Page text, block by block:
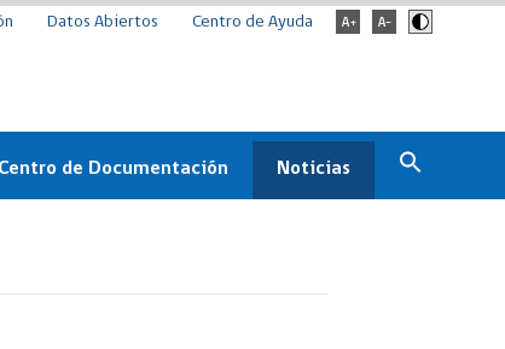
Datos Abiertos Centro de Ayuda
Centro de Documentación Noticias
Archivo de noticias